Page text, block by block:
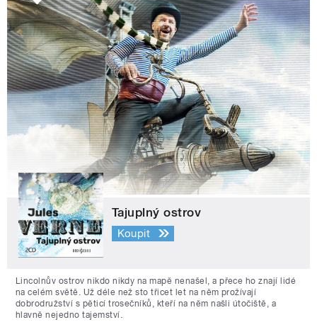
Tajuplný ostrov
Koupit
Lincolnův ostrov nikdo nikdy na mapě nenašel, a přece ho znají lidé
na celém světě. Už déle než sto třicet let na něm prožívají
dobrodružství s pěticí trosečníků, kteří na něm našli útočiště, a
hlavně nejedno tajemství.